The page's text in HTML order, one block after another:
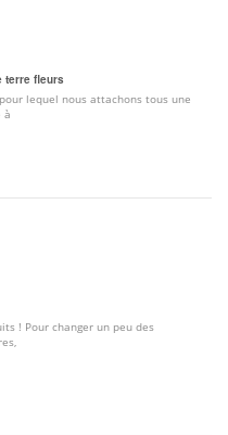
terre fleurs
lequel nous attachons tous une
à
! Pour changer un peu des